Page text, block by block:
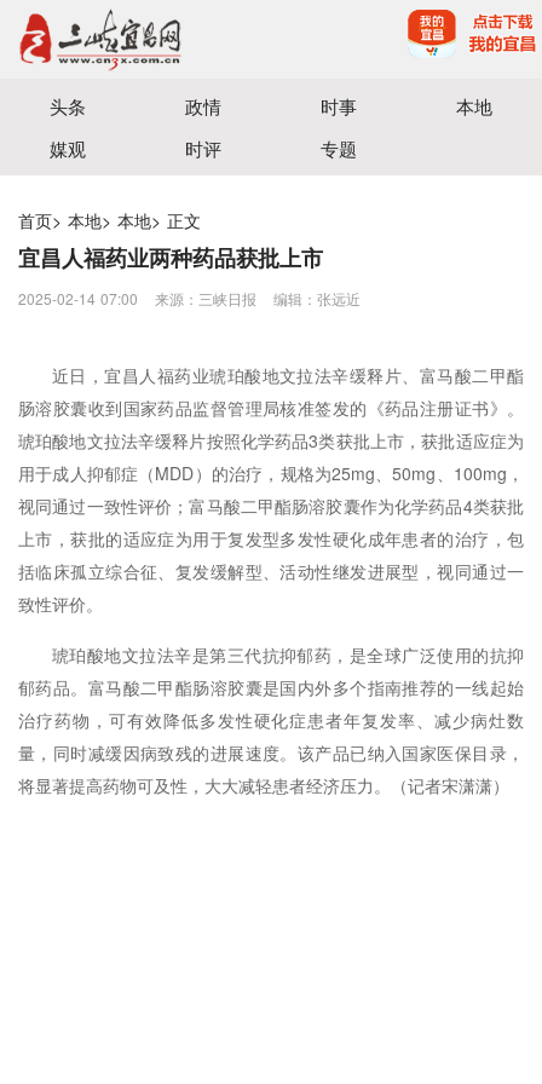
宜昌三峡融媒体中心主办
头条 政情 时事
本地
媒观
时评 专题
首页> 本地> 本地> 正文
宜昌人福药业两种药品获批上市
2025-02-14 07:00 来源：三峡日报 编辑：张远近
近日，宜昌人福药业琥珀酸地文拉法辛缓释片、富马酸二甲酯
肠溶胶囊收到国家药品监督管理局核准签发的《药品注册证书》。
琥珀酸地文拉法辛缓释片按照化学药品3类获批上市，获批适应症为
用于成人抑郁症（MDD）的治疗，规格为25mg、50mg、100mg，
视同通过一致性评价；富马酸二甲酯肠溶胶囊作为化学药品4类获批
上市，获批的适应症为用于复发型多发性硬化成年患者的治疗，包
括临床孤立综合征、复发缓解型、活动性继发进展型，视同通过一
致性评价。
琥珀酸地文拉法辛是第三代抗抑郁药，是全球广泛使用的抗抑
郁药品。富马酸二甲酯肠溶胶囊是国内外多个指南推荐的一线起始
治疗药物，可有效降低多发性硬化症患者年复发率、减少病灶数
量，同时减缓因病致残的进展速度。该产品已纳入国家医保目录，
将显著提高药物可及性，大大减轻患者经济压力。
（记者宋潇潇）